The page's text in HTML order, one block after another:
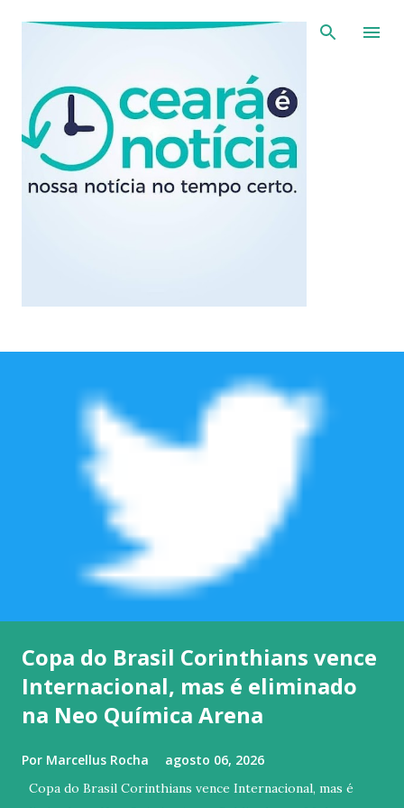
Pular para o conteúdo principal
Copa do Brasil Corinthians vence
Internacional, mas é eliminado
na Neo Química Arena
Por Marcellus Rocha agosto 06, 2026
Copa do Brasil Corinthians vence Internacional, mas é